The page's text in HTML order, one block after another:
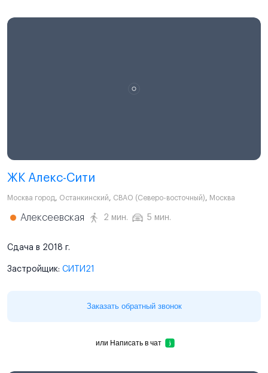
ЖК Алекс-Сити
Москва город, Останкинский, СВАО (Северо-восточный), Москва
Алексеевская 2 мин. 5 мин.
Сдача в 2018 г.
Застройщик: СИТИ21
Заказать обратный звонок
или Написать в чат